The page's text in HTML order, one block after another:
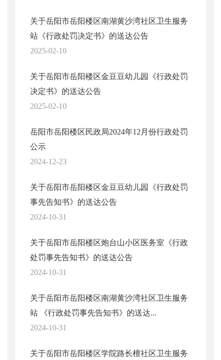
关于岳阳市岳阳楼区南湖黄沙湾社区卫生服务
站《行政处罚决定书》的送达公告
2025-02-10
关于岳阳市岳阳楼区金豆豆幼儿园《行政处罚
决定书》的送达公告
2025-02-10
岳阳市岳阳楼区民政局2024年12月份行政处罚
公示
2024-12-23
关于岳阳市岳阳楼区金豆豆幼儿园《行政处罚
事先告知书》的送达公告
2024-10-31
关于岳阳市岳阳楼区炮台山小区医务室《行政
处罚事先告知书》的送达公告
2024-10-31
关于岳阳市岳阳楼区南湖黄沙湾社区卫生服务
站 《行政处罚事先告知书》的送达...
2024-10-31
关于岳阳市岳阳楼区学院路长檀社区卫生服务